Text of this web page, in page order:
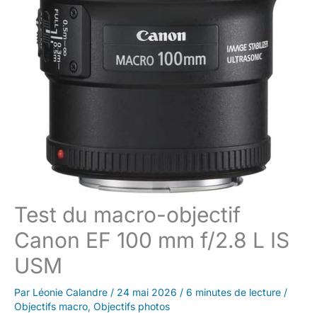
Test du macro-objectif
Canon EF 100 mm f/2.8 L IS
USM
Par Léonie Calandre / 24 mai 2026 / 6 minutes de lecture /
Objectifs macro, Objectifs photos